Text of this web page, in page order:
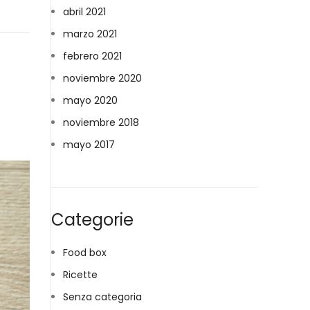
abril 2021
marzo 2021
febrero 2021
noviembre 2020
mayo 2020
noviembre 2018
mayo 2017
Categorie
Food box
Ricette
Senza categoria